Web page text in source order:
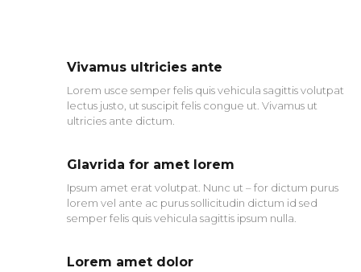
Vivamus ultricies ante
Lorem usce semper felis quis vehicula sagittis volutpat
lectus justo, ut suscipit felis congue ut. Vivamus ut
ultricies ante dictum.
Glavrida for amet lorem
Ipsum amet erat volutpat. Nunc ut – for dictum purus
lorem vel ante ac purus sollicitudin dictum id sed
semper felis quis vehicula sagittis ipsum nulla.
Lorem amet dolor